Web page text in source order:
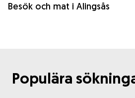
Besök och mat i Alingsås
Populära